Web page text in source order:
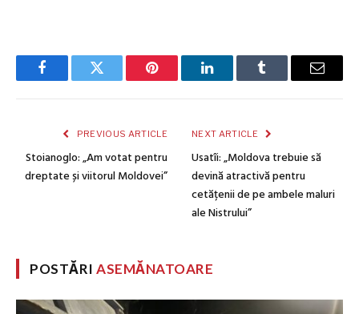
FacebookTwitter Pinterest LinkedInTumblr Email
PREVIOUS ARTICLE
Stoianoglo: „Am votat pentru
dreptate și viitorul Moldovei”
NEXT ARTICLE
Usatîi: „Moldova trebuie să
devină atractivă pentru
cetățenii de pe ambele maluri
ale Nistrului”
POSTĂRIASEMĂNATOARE